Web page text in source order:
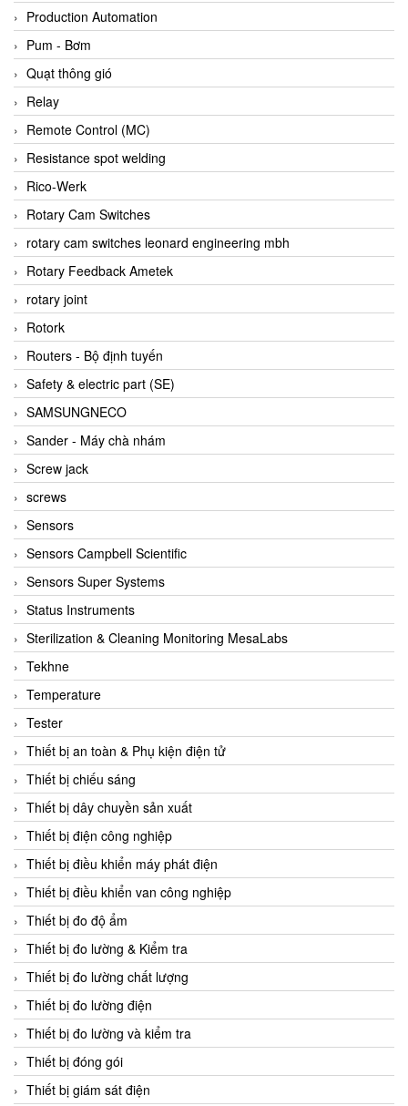
BirdX Vietnam
BK Vibro
Black Box
BlackBox Vietnam
BLAGDON PUMP
Bloom Engineering
Boneng
Bopp & Reuther Messtechnik
Bosch
Boydcorp
BRAUN Vietnam
Brinkmann Pumpen
BRONKHORST
Brook Instrument
Brooks Instrument Vietnam
Buhler
BURLING INSTRUMENTS
Burster
BUSCHJOST
Calectro
Campbell Scientific
Canneed Vietnam
Cantoni
CAPS
CAREL Parts
CCS
CD Automation
CEAG Sicherheitst
CEIA Vietnam
Celduc Vietnam
Cemb
Centec GmbH
CEQUBE
CHAUVIN ARNOUX
Checkline
Chino
Chiyoda Seiki
Chiyoda-Tsusho
Chongqing Huaneng
Production Automation
Pum - Bơm
Quạt thông gió
Relay
Remote Control (MC)
Resistance spot welding
Rico-Werk
Rotary Cam Switches
rotary cam switches leonard engineering mbh
Rotary Feedback Ametek
rotary joint
Rotork
Routers - Bộ định tuyến
Safety & electric part (SE)
SAMSUNGNECO
Sander - Máy chà nhám
Screw jack
screws
Sensors
Sensors Campbell Scientific
Sensors Super Systems
Status Instruments
Sterilization & Cleaning Monitoring MesaLabs
Tekhne
Temperature
Tester
Thiết bị an toàn & Phụ kiện điện tử
Thiết bị chiếu sáng
Thiết bị dây chuyền sản xuất
Thiết bị điện công nghiệp
Thiết bị điều khiển máy phát điện
Thiết bị điều khiển van công nghiệp
Thiết bị đo độ ẩm
Thiết bị đo lường & Kiểm tra
Thiết bị đo lường chất lượng
Thiết bị đo lường điện
Thiết bị đo lường và kiểm tra
Thiết bị đóng gói
Thiết bị giám sát điện